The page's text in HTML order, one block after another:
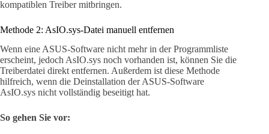
kompatiblen Treiber mitbringen.
Methode 2: AsIO.sys-Datei manuell entfernen
Wenn eine ASUS-Software nicht mehr in der Programmliste
erscheint, jedoch AsIO.sys noch vorhanden ist, können Sie die
Treiberdatei direkt entfernen. Außerdem ist diese Methode
hilfreich, wenn die Deinstallation der ASUS-Software
AsIO.sys nicht vollständig beseitigt hat.
So gehen Sie vor: